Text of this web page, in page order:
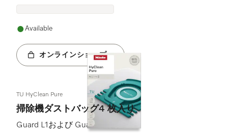
Available
オンラインショップへ
TU HyClean Pure
掃除機ダストバッグ4 枚入り
Guard L1および Guard S1用。